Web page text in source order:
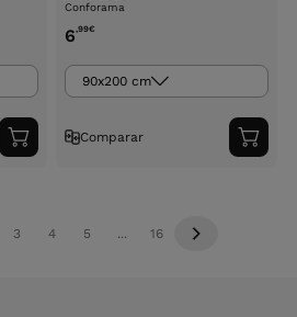
Adicionar
ao
Conforama
6,99€
90x200 cm
Comparar
ao
3 4 5 ... 16